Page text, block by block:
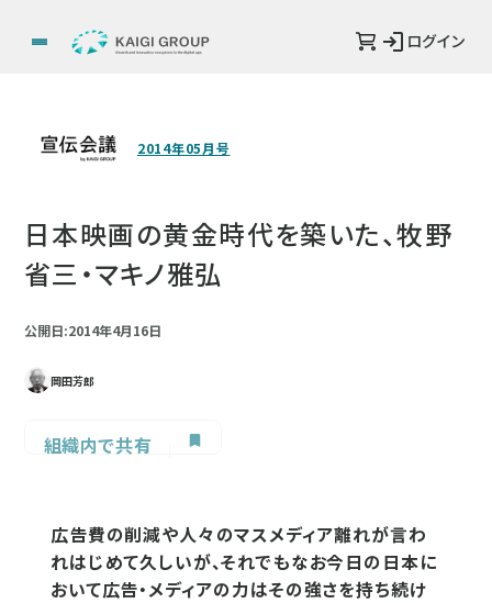
ログイン
2014年05月号
日本映画の黄金時代を築いた、牧野
省三・マキノ雅弘
公開日:2014年4月16日
岡田芳郎
組織内で共有
広告費の削減や人々のマスメディア離れが言わ
れはじめて久しいが、それでもなお今日の日本に
おいて広告・メディアの力はその強さを持ち続け